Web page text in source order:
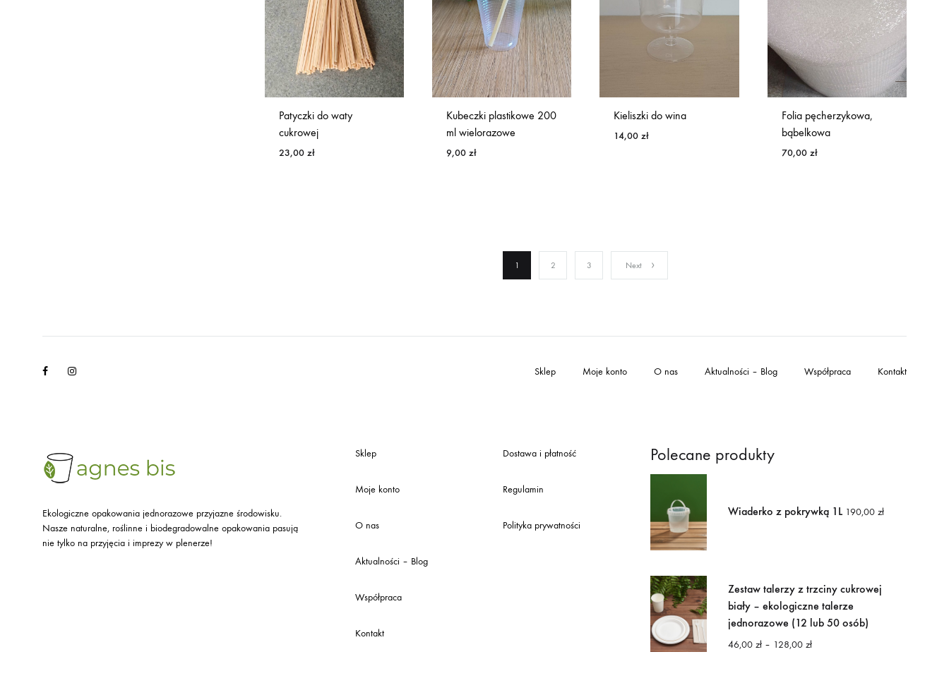
Patyczki do waty
cukrowej
23,00 zł
Kubeczki plastikowe 200
ml wielorazowe
9,00zł
Kieliszki do wina
14,00zł
Folia pęcherzykowa,
bąbelkowa
70,00 zł
1 2 3 Next
FacebookInstagram Sklep Moje konto O nas Aktualności – Blog Współpraca Kontakt
Ekologiczne opakowania jednorazowe przyjazne środowisku.
Nasze naturalne, roślinne i biodegradowalne opakowania pasują
nie tylko na przyjęcia i imprezy w plenerze!
Sklep
Moje konto
O nas
Aktualności – Blog
Współpraca
Kontakt
Dostawa i płatność
Regulamin
Polityka prywatności
Polecane produkty
Wiaderko z pokrywką 1L 190,00 zł
Zestaw talerzy z trzciny cukrowej
biały – ekologiczne talerze
jednorazowe (12 lub 50 osób)
46,00 zł – 128,00 złZakres